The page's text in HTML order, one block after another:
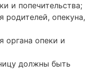
и попечительства;
родителей, опекуна,
органа опеки и
должны быть